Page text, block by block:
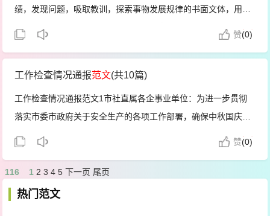
绩，发现问题，吸取教训，探索事物发展规律的书面文体，用于
指导下一阶段的工作。下面是小编给大家整理的20_大学生实习
赞(0)
工作检查情况通报范文(共10篇)
工作检查情况通报范文1市社直属各企事业单位：为进一步贯彻
落实市委市政府关于安全生产的各项工作部署，确保中秋国庆期
间安全生产形势稳定，保障人民群众生命财产安全，9月29日至
进行了安全生...
赞(0)
116 1 2 3 4 5 下一页 尾页
热门范文